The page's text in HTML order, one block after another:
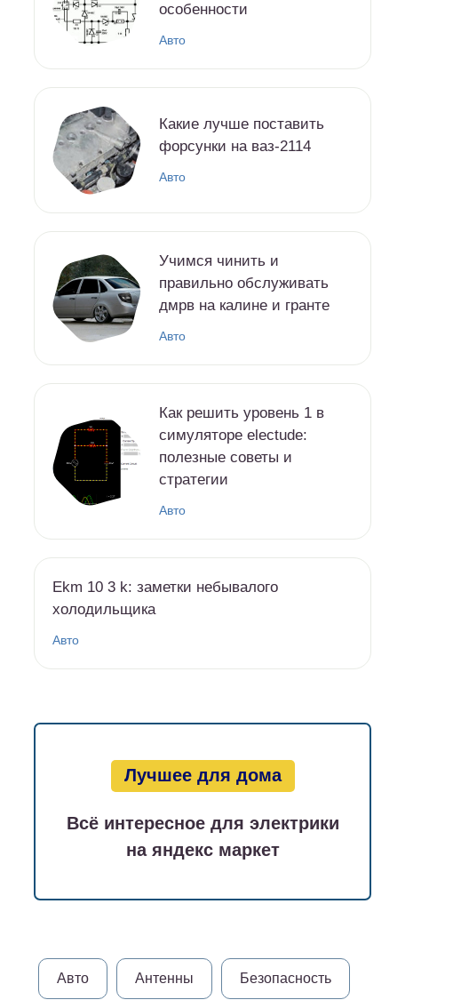
особенности
Авто
Какие лучше поставить
форсунки на ваз-2114
Авто
Учимся чинить и
правильно обслуживать
дмрв на калине и гранте
Авто
Как решить уровень 1 в
симуляторе electude:
полезные советы и
стратегии
Авто
Ekm 10 3 k: заметки небывалого
холодильщика
Авто
Лучшее для дома
Всё интересное для электрики
на яндекс маркет
Авто Антенны Безопасность